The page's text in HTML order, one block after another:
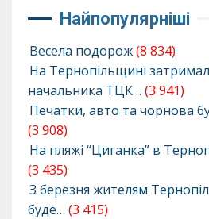
Найпопулярніші
Весела подорож(8 834)
На Тернопільщині
начальника ТЦК… (3 941)
Печатки, авто та чорнова
(3 908)
На пляжі “Циганка” в
(3 435)
З березня жителям
буде… (3 415)